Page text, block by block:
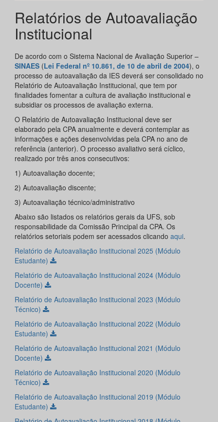
Relatórios de Autoavaliação
Institucional
De acordo com o Sistema Nacional de Avaliação Superior –
SINAES (Lei Federal nº 10.861, de 10 de abril de 2004), o
processo de autoavaliação da IES deverá ser consolidado no
Relatório de Autoavaliação Institucional, que tem por
finalidades fomentar a cultura de avaliação institucional e
subsidiar os processos de avaliação externa.
O Relatório de Autoavaliação Institucional deve ser
elaborado pela CPA anualmente e deverá contemplar as
informações e ações desenvolvidas pela CPA no ano de
referência (anterior). O processo avaliativo será cíclico,
realizado por três anos consecutivos:
1) Autoavaliação docente;
2) Autoavaliação discente;
3) Autoavaliação técnico/administrativo
Abaixo são listados os relatórios gerais da UFS, sob
responsabilidade da Comissão Principal da CPA. Os
relatórios setoriais podem ser acessados clicando aqui.
Relatório de Autoavaliação Institucional 2025 (Módulo
Estudante)
Relatório de Autoavaliação Institucional 2024 (Módulo
Docente)
Relatório de Autoavaliação Institucional 2023 (Módulo
Técnico)
Relatório de Autoavaliação Institucional 2022 (Módulo
Estudante)
Relatório de Autoavaliação Institucional 2021 (Módulo
Docente)
Relatório de Autoavaliação Institucional 2020 (Módulo
Técnico)
Relatório de Autoavaliação Institucional 2019 (Módulo
Estudante)